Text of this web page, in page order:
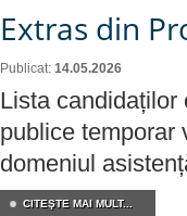
Extras din
Publicat: 14.05.2026
Lista candidaților
publice temporar
domeniul
CITEŞTE MAI MULT...